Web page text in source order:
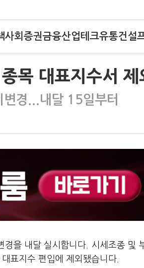
사회 증권금융산업테크유통건설
목 대표지수서 제
경...내달 15일부터
경을 내달 실시합니다. 시세조종 및
표지수 편입에 제외됐습니다.